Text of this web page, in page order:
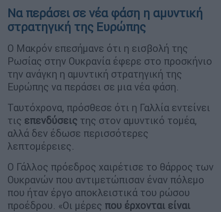
Να περάσει σε νέα φάση η αμυντική
στρατηγική της Ευρώπης
Ο Μακρόν επεσήμανε ότι η εισβολή της
Ρωσίας στην Ουκρανία έφερε στο προσκήνιο
την ανάγκη η αμυντική στρατηγική της
Ευρώπης να περάσει σε μια νέα φάση.
Ταυτόχρονα, πρόσθεσε ότι η Γαλλία εντείνει
τις επενδύσεις της στον αμυντικό τομέα,
αλλά δεν έδωσε περισσότερες
λεπτομέρειες.
Ο Γάλλος πρόεδρος χαιρέτισε το θάρρος των
Ουκρανών που αντιμετώπισαν έναν πόλεμο
που ήταν έργο αποκλειστικά του ρώσου
προέδρου. «Οι μέρες που έρχονται είναι